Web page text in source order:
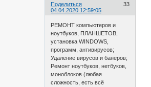
Поделиться
33
04.04.2020 12:59:05
РЕМОНТ компьютеров и
ноутбуков, ПЛАНШЕТОВ,
установка WINDOWS,
программ, антивирусов;
Удаление вирусов и банеров;
Ремонт ноутбуков, нетбуков,
моноблоков (любая
сложность, есть всё